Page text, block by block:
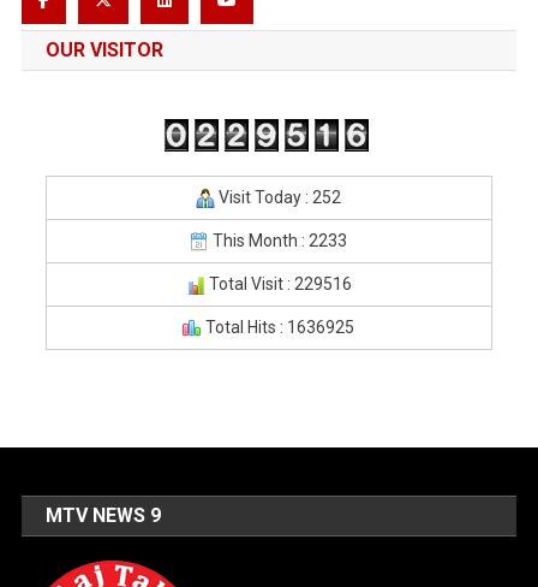
OUR VISITOR
Visit Today : 252
This Month : 2233
Total Visit : 229516
Total Hits : 1636925
MTV NEWS 9